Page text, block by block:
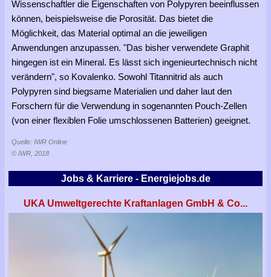
Wissenschaftler die Eigenschaften von Polypyren beeinflussen
können, beispielsweise die Porosität. Das bietet die
Möglichkeit, das Material optimal an die jeweiligen
Anwendungen anzupassen. "Das bisher verwendete Graphit
hingegen ist ein Mineral. Es lässt sich ingenieurtechnisch nicht
verändern", so Kovalenko. Sowohl Titannitrid als auch
Polypyren sind biegsame Materialien und daher laut den
Forschern für die Verwendung in sogenannten Pouch-Zellen
(von einer flexiblen Folie umschlossenen Batterien) geeignet.
Quelle: IWR Online
© IWR, 2018
Jobs & Karriere - Energiejobs.de
UKA Umweltgerechte Kraftanlagen GmbH & Co...